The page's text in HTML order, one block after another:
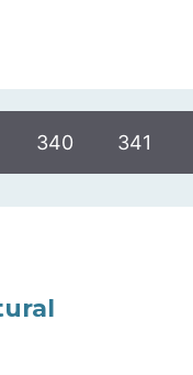
340 341